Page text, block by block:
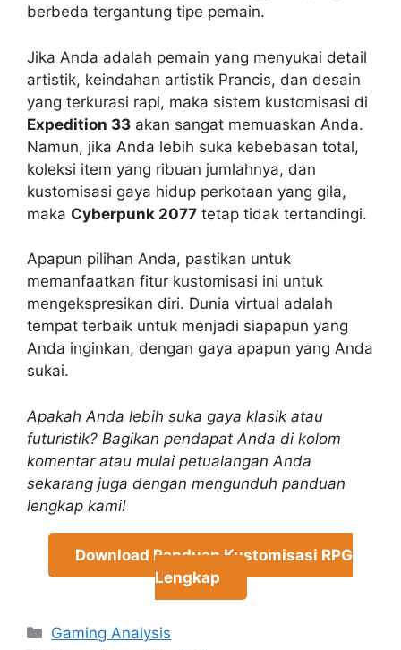
berbeda tergantung tipe pemain.
Jika Anda adalah pemain yang menyukai detail
artistik, keindahan artistik Prancis, dan desain
yang terkurasi rapi, maka sistem kustomisasi di
Expedition 33 akan sangat memuaskan Anda.
Namun, jika Anda lebih suka kebebasan total,
koleksi item yang ribuan jumlahnya, dan
kustomisasi gaya hidup perkotaan yang gila,
maka Cyberpunk 2077 tetap tidak tertandingi.
Apapun pilihan Anda, pastikan untuk
memanfaatkan fitur kustomisasi ini untuk
mengekspresikan diri. Dunia virtual adalah
tempat terbaik untuk menjadi siapapun yang
Anda inginkan, dengan gaya apapun yang Anda
sukai.
Apakah Anda lebih suka gaya klasik atau
futuristik? Bagikan pendapat Anda di kolom
komentar atau mulai petualangan Anda
sekarang juga dengan mengunduh panduan
lengkap kami!
Download Panduan Kustomisasi RPG
Lengkap
Categories
Gaming Analysis